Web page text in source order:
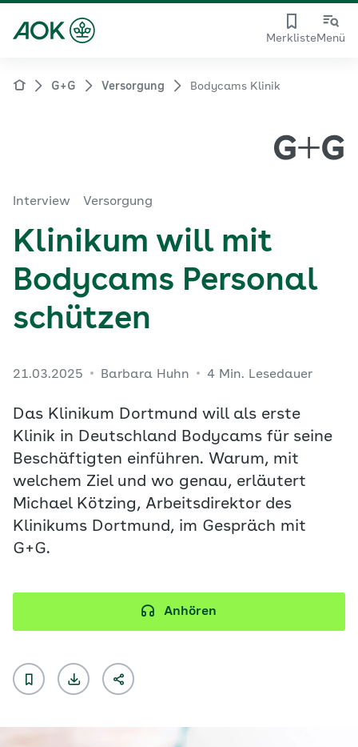
MerklisteMenü
G+G Versorgung Bodycams Klinik
Interview Versorgung
Klinikum will mit
Bodycams Personal
schützen
21.03.2025 Barbara Huhn 4 Min. Lesedauer
Das Klinikum Dortmund will als erste
Klinik in Deutschland Bodycams für seine
Beschäftigten einführen. Warum, mit
welchem Ziel und wo genau, erläutert
Michael Kötzing, Arbeitsdirektor des
Klinikums Dortmund, im Gespräch mit
G+G.
Anhören